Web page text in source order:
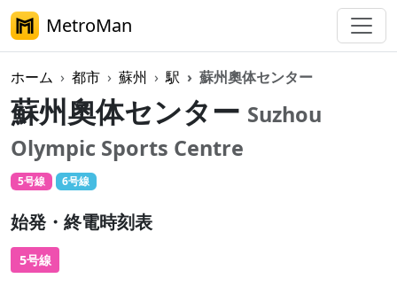
MetroMan
ホーム 都市 蘇州 駅 蘇州奧体センター
蘇州奧体センター Suzhou
Olympic Sports Centre
5号線 6号線
始発・終電時刻表
5号線